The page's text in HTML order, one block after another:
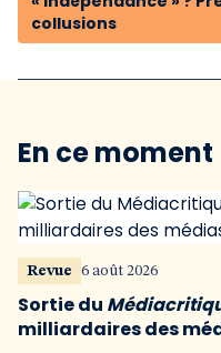
collusions
En ce moment
Revue 6 août 2026
Sortie du
milliardaires des